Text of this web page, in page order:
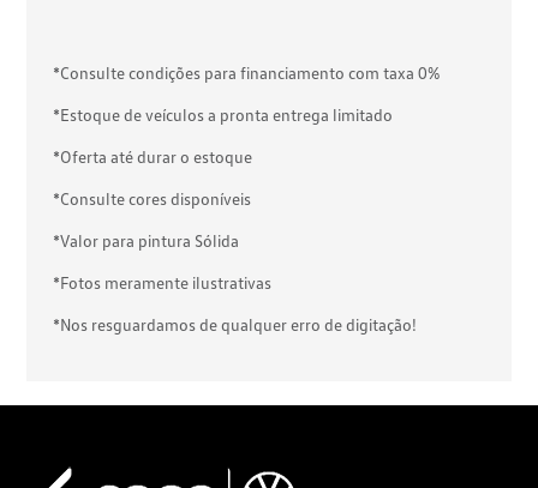
*Consulte condições para financiamento com taxa 0%
*Estoque de veículos a pronta entrega limitado
*Oferta até durar o estoque
*Consulte cores disponíveis
*Valor para pintura Sólida
*Fotos meramente ilustrativas
*Nos resguardamos de qualquer erro de digitação!